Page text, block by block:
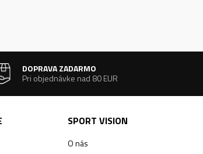
DOPRAVA ZADARMO
Pri objednávke nad 80 EUR
SPORT VISION
O nás